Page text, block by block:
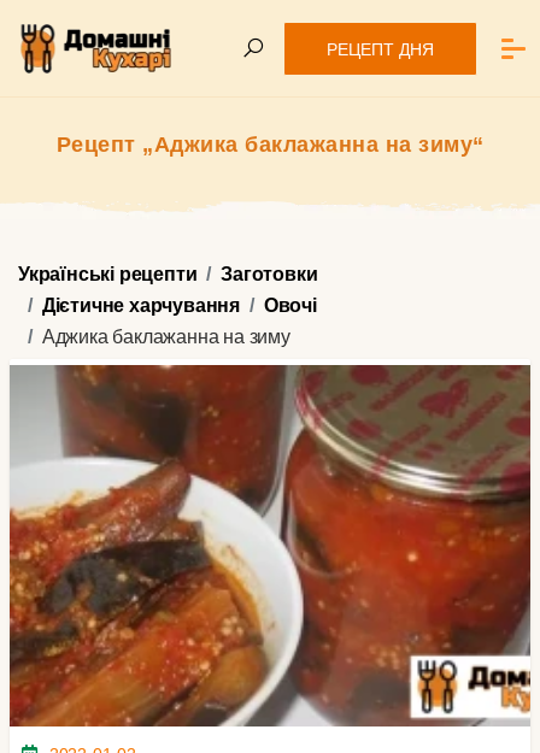
РЕЦЕПТ ДНЯ
Рецепт „Аджика баклажанна на зиму“
Українські рецепти
Заготовки
Дієтичне харчування
Овочі
Аджика баклажанна на зиму